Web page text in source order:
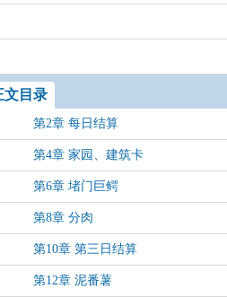
文目录
第2章 每日结算
第4章 家园、建筑卡
第6章 堵门巨鳄
第8章 分肉
第10章 第三日结算
第12章 泥番薯